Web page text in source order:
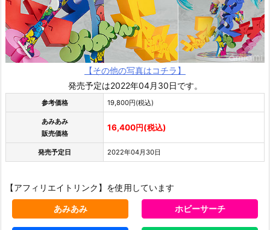
【その他の写真はコチラ】
発売予定は2022年04月30日です。
参考価格 19,800円(税込)
あみあみ
販売価格
16,400円(税込)
発売予定日 2022年04月30日
【アフィリエイトリンク】を使用しています
あみあみ ホビーサーチ